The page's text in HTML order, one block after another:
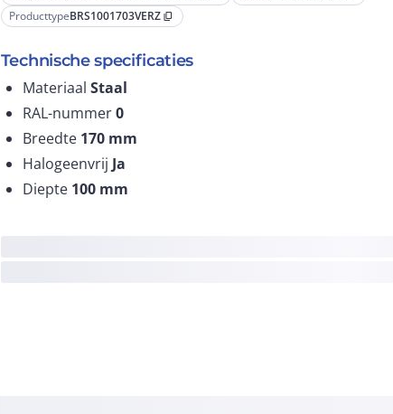
ProducttypeBRS1001703VERZ content_copy
Technische specificaties
Materiaal Staal
RAL-nummer0
Breedte 170 mm
Halogeenvrij Ja
Diepte 100 mm